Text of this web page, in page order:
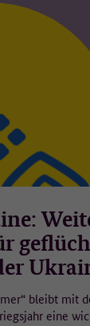
bleibt mit
eine